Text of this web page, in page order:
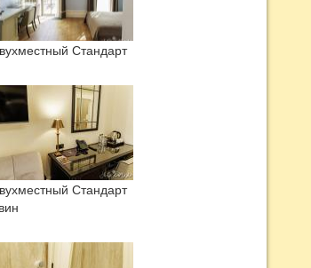
Стандарт
Стандарт